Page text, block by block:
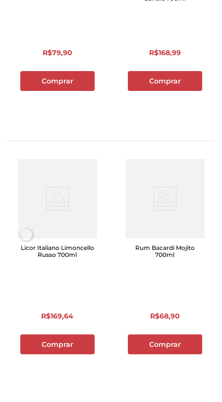
R$79,90
Comprar
R$168,99
Comprar
Licor Italiano Limoncello
Russo 700ml
R$169,64
Comprar
Rum Bacardi Mojito
700ml
R$68,90
Comprar